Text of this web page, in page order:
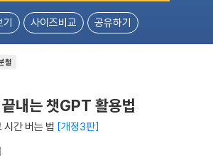
기 사이즈비교 공유하기
철
내는 챗GPT 활용법
시간 버는 법 개정3판